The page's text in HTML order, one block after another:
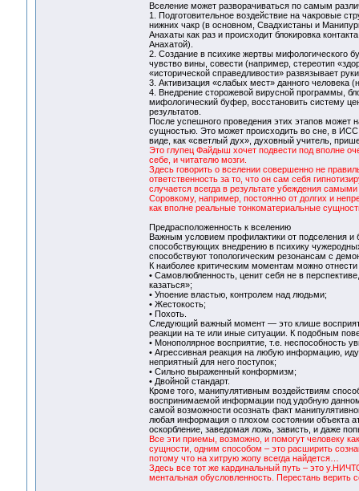
Вселение может разворачиваться по самым
1. Подготовительное воздействие на чакровые
нижних чакр (в основном, Свадхистаны и
Анахаты как раз и происходит блокировка
Анахатой).
2. Создание в психике жертвы мифологического
чувство вины, совести (например, стереотип
«исторической справедливости» развязывает
3. Активизация «слабых мест» данного человека
4. Внедрение сторожевой вирусной программы,
мифологический буфер, восстановить систему
результатов.
После успешного проведения этих этапов может
сущностью. Это может происходить во сне, в ИСС
виде, как «светлый дух», духовный учитель,
Это глупец Файдыш хочет подвести под вполне
себе, и читателю мозги.
Здесь говорить о вселении совершенно не
ответственность за то, что он сам себя
случается всегда в результате убеждения
Соровкому, например, постоянно от долгих и
как вполне реальные тонкоматериальные
Предрасположенность к вселению
Важным условием профилактики от подселения и
способствующих внедрению в психику
способствуют топологическим резонансам с
К наиболее критическим моментам можно
• Самовлюбленность, ценит себя не в
казаться»;
• Упоение властью, контролем над людьми;
• Жестокость;
• Похоть.
Следующий важный момент — это клише
реакции на те или иные ситуации. К подобным
• Монополярное восприятие, т.е. неспособность
• Агрессивная реакция на любую информацию,
неприятный для него поступок;
• Сильно выраженный конформизм;
• Двойной стандарт.
Кроме того, манипулятивным воздействиям
воспринимаемой информации под удобную
самой возможности осознать факт
любая информация о плохом состоянии объекта
оскорбление, заведомая ложь, зависть, и даже
Все эти приемы, возможно, и помогут человеку
сущности, одним способом – это расширить
потому что на хитрую жопу всегда найдется…
Здесь все тот же кардинальный путь – это
ментальная обусловленность. Перестань верить